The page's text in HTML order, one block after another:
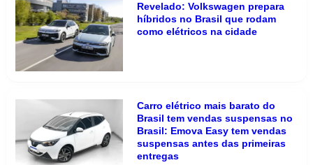
Revelado: Volkswagen prepara
híbridos no Brasil que rodam
como elétricos na cidade
Carro elétrico mais barato do
Brasil tem vendas suspensas no
Brasil: Emova Easy tem vendas
suspensas antes das primeiras
entregas